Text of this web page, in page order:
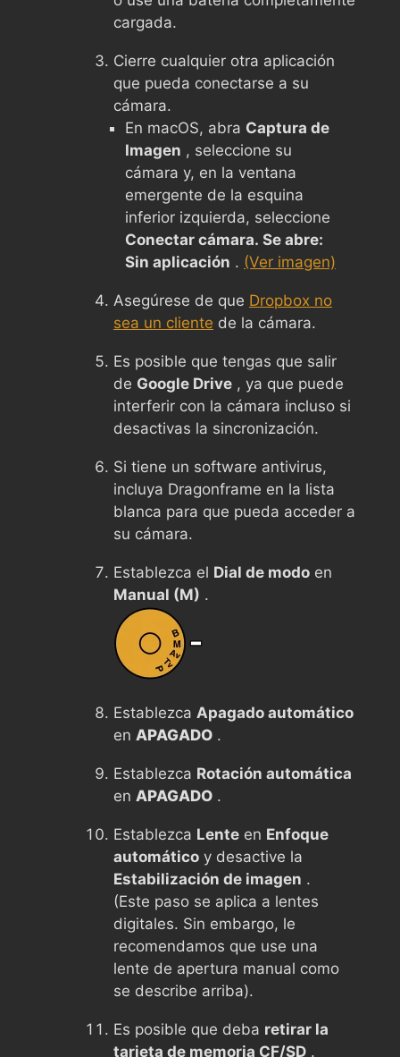
cargada.
Cierre cualquier otra aplicación
que pueda conectarse a su
cámara.
En macOS, abra Captura de
Imagen , seleccione su
cámara y, en la ventana
emergente de la esquina
inferior izquierda, seleccione
Conectar cámara. Se abre:
Sin aplicación . (Ver imagen)
Asegúrese de que Dropbox no
sea un cliente de la cámara.
Es posible que tengas que salir
de Google Drive , ya que puede
interferir con la cámara incluso si
desactivas la sincronización.
Si tiene un software antivirus,
incluya Dragonframe en la lista
blanca para que pueda acceder a
su cámara.
Establezca el Dial de modo en
Manual (M) .
Establezca Apagado automático
en APAGADO .
Establezca Rotación automática
en APAGADO .
Establezca Lente en Enfoque
automático y desactive la
Estabilización de imagen .
(Este paso se aplica a lentes
digitales. Sin embargo, le
recomendamos que use una
lente de apertura manual como
se describe arriba).
Es posible que deba retirar la
tarjeta de memoria CF/SD .